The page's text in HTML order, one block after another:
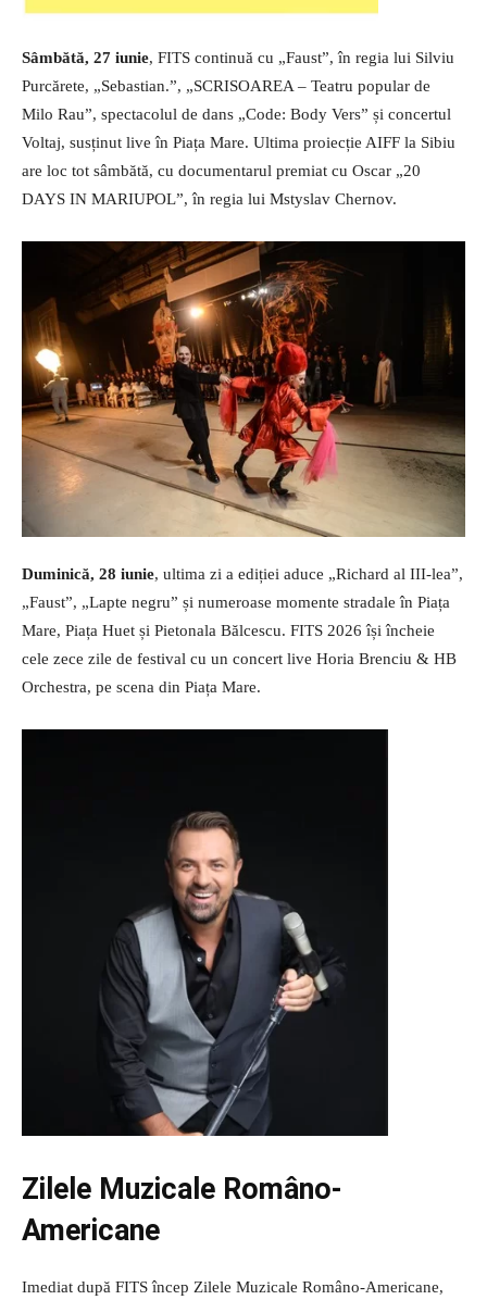
Sâmbătă, 27 iunie, FITS continuă cu „Faust”, în regia lui Silviu
Purcărete, „Sebastian.”, „SCRISOAREA – Teatru popular de
Milo Rau”, spectacolul de dans „Code: Body Vers” și concertul
Voltaj, susținut live în Piața Mare. Ultima proiecție AIFF la Sibiu
are loc tot sâmbătă, cu documentarul premiat cu Oscar „20
DAYS IN MARIUPOL”, în regia lui Mstyslav Chernov.
Duminică, 28 iunie, ultima zi a ediției aduce „Richard al III-lea”,
„Faust”, „Lapte negru” și numeroase momente stradale în Piața
Mare, Piața Huet și Pietonala Bălcescu. FITS 2026 își încheie
cele zece zile de festival cu un concert live Horia Brenciu & HB
Orchestra, pe scena din Piața Mare.
Zilele Muzicale Româno-
Americane
Imediat după FITS încep Zilele Muzicale Româno-Americane,